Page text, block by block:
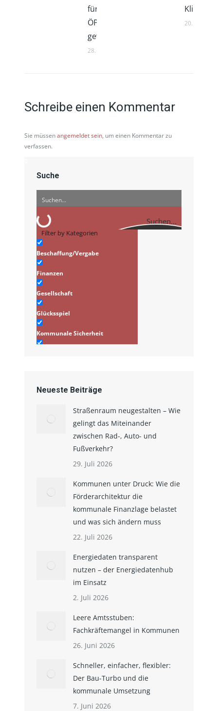
für den
ÖPNV
gewinnen
28. Mai 2026
20. Mai
Schreibe einen Kommentar
Sie müssenangemeldet sein, um einen Kommentar zu
verfassen.
Suche
Suchen...
Filter by Kategorien
Beschaffung/Vergabe
Finanzen
Gesellschaft
Glücksspiel
Kommunale Sicherheit
Neueste Beiträge
Straßenraum neugestalten – Wie
gelingt das Miteinander
zwischen Rad-, Auto- und
Fußverkehr?
29. Juli 2026
Kommunen unter Druck: Wie die
Förderarchitektur die
kommunale Finanzlage belastet
und was sich ändern muss
22. Juli 2026
Energiedaten transparent
nutzen – der Energiedatenhub
im Einsatz
2. Juli 2026
Leere Amtsstuben:
Fachkräftemangel in Kommunen
26. Juni 2026
Schneller, einfacher, flexibler:
Der Bau-Turbo und die
kommunale Umsetzung
7. Juni 2026